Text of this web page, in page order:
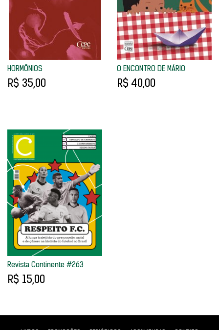
HORMÔNIOS
R$ 35,00
O ENCONTRO DE MÁRIO
R$ 40,00
Revista Continente #263
R$ 15,00